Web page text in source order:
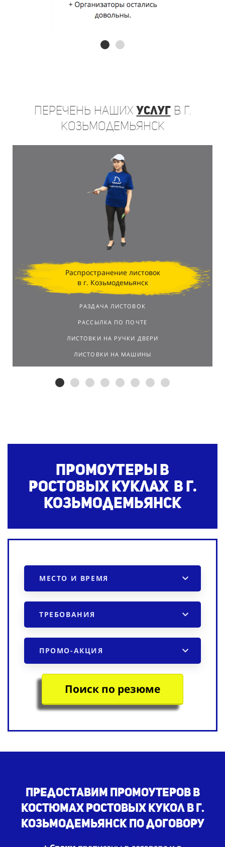
Перечень нашихуслугв г.
Козьмодемьянск
Распространение листовок
в г. Козьмодемьянск
РАЗДАЧА ЛИСТОВОК
РАССЫЛКА ПО ПОЧТЕ
ЛИСТОВКИ НА РУЧКИ ДВЕРИ
ЛИСТОВКИ НА МАШИНЫ
Промоутеры в
ростовых куклах в г.
Козьмодемьянск
МЕСТО И ВРЕМЯ
ТРЕБОВАНИЯ
ПРОМО-АКЦИЯ
Поиск по резюме
Предоставим промоутеров в
костюмах ростовых кукол в г.
Козьмодемьянск по договору